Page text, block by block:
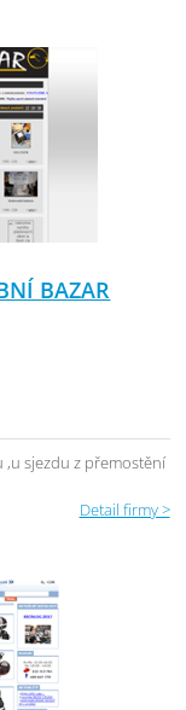
BAZAR
,u sjezdu z přemostění
Detail firmy >